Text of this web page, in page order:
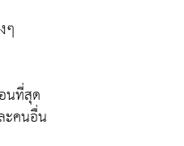
ๆ
นที่สุด
ะคนอื่น